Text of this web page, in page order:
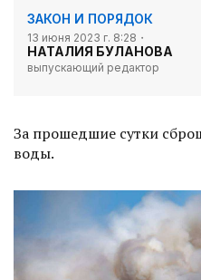
ЗАКОН И ПОРЯДОК
13 июня 2023 г. 8:28
НАТАЛИЯ БУЛАНОВА
выпускающий редактор
За прошедшие сутки
воды.